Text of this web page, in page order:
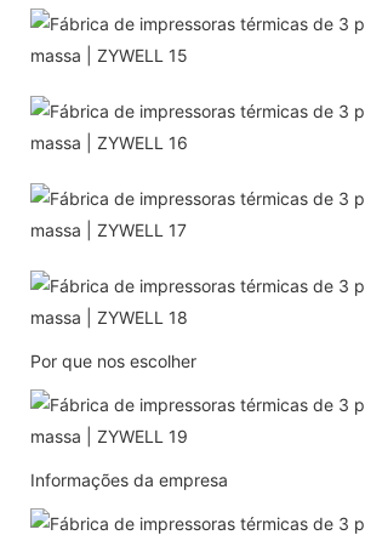
Por que nos escolher
Informações da empresa